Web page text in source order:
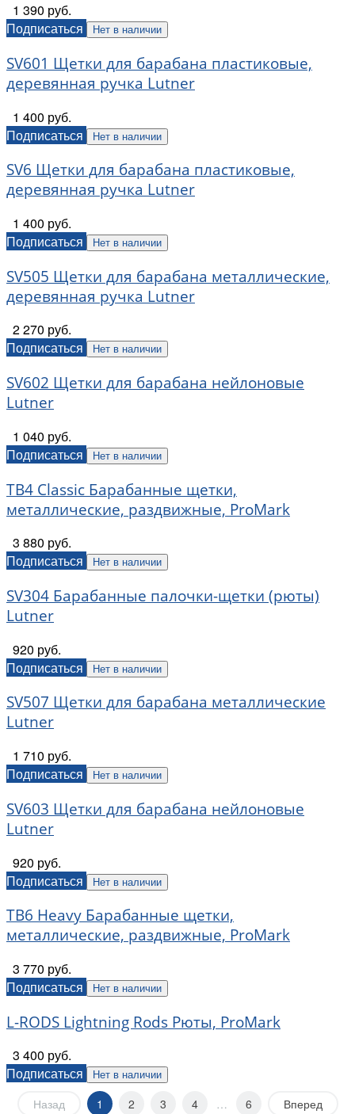
1 390 руб.
Подписаться
Нет в наличии
SV601 Щетки для барабана пластиковые,
деревянная ручка Lutner
1 400 руб.
Подписаться
Нет в наличии
SV6 Щетки для барабана пластиковые,
деревянная ручка Lutner
1 400 руб.
Подписаться
Нет в наличии
SV505 Щетки для барабана металлические,
деревянная ручка Lutner
2 270 руб.
Подписаться
Нет в наличии
SV602 Щетки для барабана нейлоновые
Lutner
1 040 руб.
Подписаться
Нет в наличии
TB4 Classic Барабанные щетки,
металлические, раздвижные, ProMark
3 880 руб.
Подписаться
Нет в наличии
SV304 Барабанные палочки-щетки (рюты)
Lutner
920 руб.
Подписаться
Нет в наличии
SV507 Щетки для барабана металлические
Lutner
1 710 руб.
Подписаться
Нет в наличии
SV603 Щетки для барабана нейлоновые
Lutner
920 руб.
Подписаться
Нет в наличии
TB6 Heavy Барабанные щетки,
металлические, раздвижные, ProMark
3 770 руб.
Подписаться
Нет в наличии
L-RODS Lightning Rods Рюты, ProMark
3 400 руб.
Подписаться
Нет в наличии
Назад 1 2 3 4 … 6 Вперед